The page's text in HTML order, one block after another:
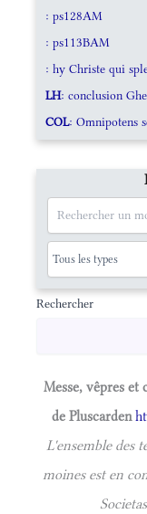
: ps128AM
: ps113BAM
: hy Christe qui
LH: conclusion
COL: Omnipotens
Rechercher
Messe, vêpres et
de Pluscarden
L'ensemble des
moines est en